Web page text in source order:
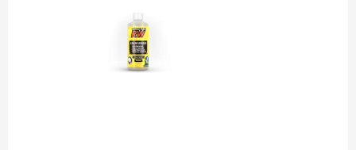
Schampot rekommenderas att spädas med vatten för bästa